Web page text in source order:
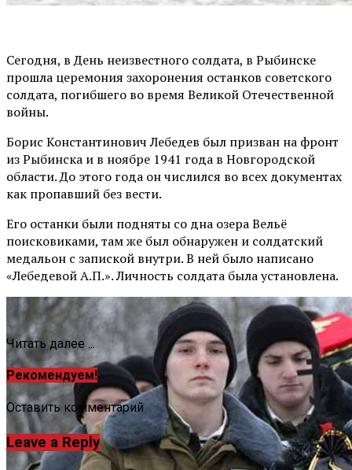
Сегодня, в День неизвестного солдата, в Рыбинске
прошла церемония захоронения останков советского
солдата, погибшего во время Великой Отечественной
войны.
Борис Константинович Лебедев был призван на фронт
из Рыбинска и в ноябре 1941 года в Новгородской
области. До этого года он числился во всех документах
как пропавший без вести.
Его останки были подняты со дна озера Вельё
поисковиками, там же был обнаружен и солдатский
медальон с запиской внутри. В ней было написано
«Лебедевой А.П.». Личность солдата была установлена.
Читать далее ...
Рекомендуем!
Оставить комментарий
Leave a Reply